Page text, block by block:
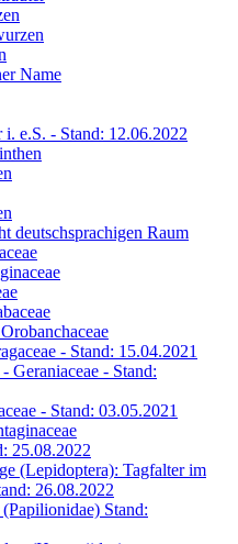
Name
e.S. - Stand: 12.06.2022
deutschsprachigen Raum
- Stand: 15.04.2021
Geraniaceae - Stand:
- Stand: 03.05.2021
25.08.2022
(Lepidoptera): Tagfalter im
26.08.2022
Stand: